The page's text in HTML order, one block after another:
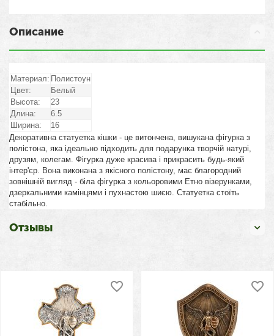
Описание
Материал: Полистоун
Цвет:
Белый
Высота:
23
Длина:
6.5
Ширина:
16
Декоративна статуетка кішки - це витончена, вишукана фігурка з
полістона, яка ідеально підходить для подарунка творчій натурі,
друзям, колегам. Фігурка дуже красива і прикрасить будь-який
інтер'єр. Вона виконана з якісного полістону, має благородний
зовнішній вигляд - біла фігурка з кольоровими Етно візерунками,
дзеркальними камінцями і пухнастою шиєю. Статуетка стоїть
стабільно.
Отзывы